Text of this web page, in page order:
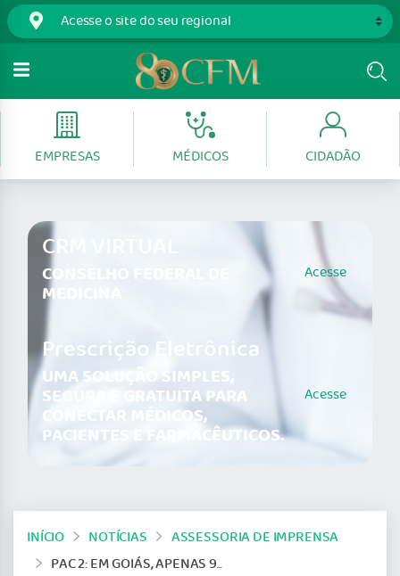
EMPRESAS MÉDICOS CIDADÃO
CRM VIRTUAL
CONSELHO FEDERAL DE
MEDICINA
Acesse
Prescrição Eletrônica
UMA SOLUÇÃO SIMPLES,
SEGURA E GRATUITA PARA
CONECTAR MÉDICOS,
PACIENTES E FARMACÊUTICOS.
Acesse
INÍCIO NOTÍCIAS
ASSESSORIA DE IMPRENSA
PAC 2: EM GOIÁS, APENAS 9% DAS AÇÕES EM SAÚDE FORAM CONCLUÍDAS